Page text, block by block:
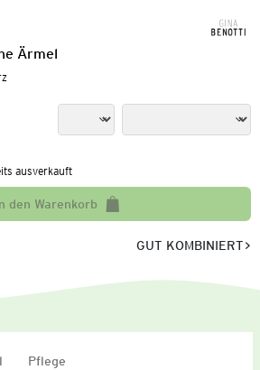
Ärmel
ausverkauft
den Warenkorb
GUT KOMBINIERT
Pflege